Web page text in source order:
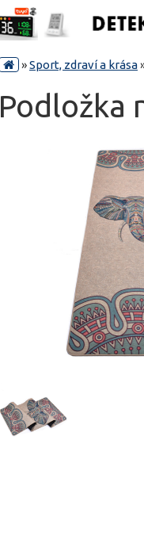
»Sport, zdraví a krása
Podložka